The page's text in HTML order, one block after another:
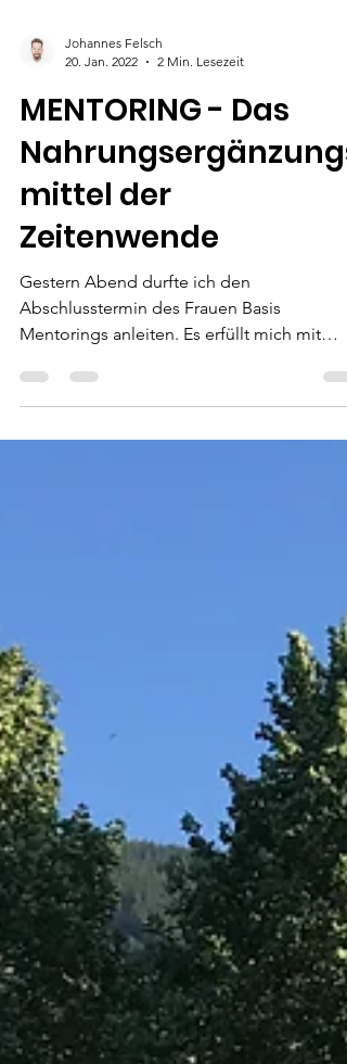
20. Jan. 2022
2 Min. Lesezeit
MENTORING - Das
Nahrungsergänzungs
mittel der
Zeitenwende
Gestern Abend durfte ich den
Mentorings anleiten. Es erfüllt mich mit
großer Dankbarkeit zu erkennen,...